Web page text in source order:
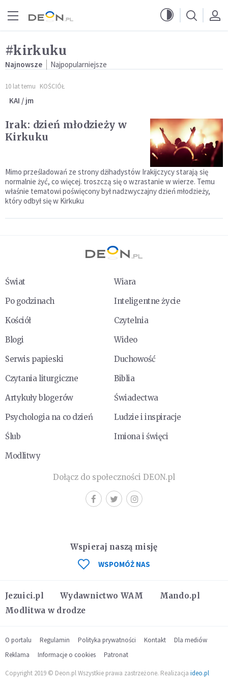
#kirkuku
Najnowsze Najpopularniejsze
10 lat temu KOŚCIÓŁ
KAI / jm
Irak: dzień młodzieży w
Kirkuku
Mimo prześladowań ze strony dżihadystów Irakijczycy starają się
normalnie żyć, co więcej. troszczą się o wzrastanie w wierze. Temu
właśnie tematowi poświęcony był nadzwyczajny dzień młodzieży,
który odbył się w Kirkuku
Świat
Wiara
Po godzinach
Inteligentne życie
Kościół
Czytelnia
Blogi
Wideo
Serwis papieski
Duchowość
Czytania liturgiczne
Biblia
Artykuły blogerów
Świadectwa
Psychologia na co dzień
Ludzie i inspiracje
Ślub
Imiona i święci
Modlitwy
Dołącz do społeczności DEON.pl
Jezuici.pl Wydawnictwo WAM
Mando.pl
Modlitwa w drodze
Wspieraj naszą misję
WSPOMÓŻ NAS
O portalu Regulamin Polityka prywatności Kontakt
Dla mediów
Reklama
Informacje o cookies Patronat
Copyright 2019 © Deon.pl Wszystkie prawa zastrzeżone. Realizacja ideo.pl